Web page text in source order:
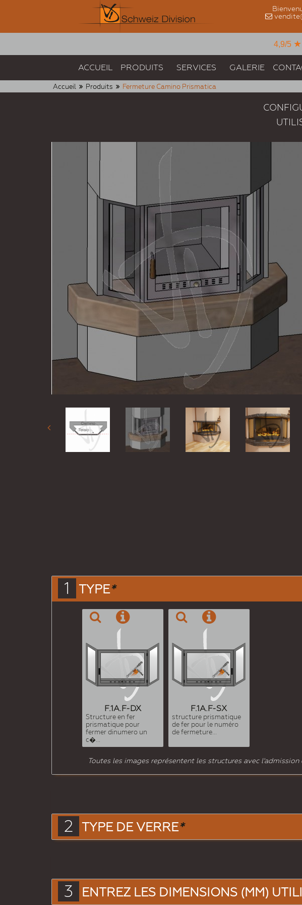
4,9/5
ACCUEIL PRODUITS SERVICES GALERIE
Accueil Produits Fermeture Camino Prismatica
1 TYPE*
F.1A.F-DX
Structure en fer
prismatique pour
fermer dinumero un
c�...
F.1A.F-SX
structure prismatique
de fer pour le numéro
de fermeture...
Toutes les images représentent les structures avec
2 TYPE DE VERRE*
3 ENTREZ LES DIMENSIONS (MM)